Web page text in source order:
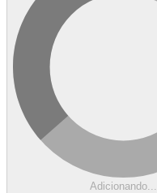
Adicionando...